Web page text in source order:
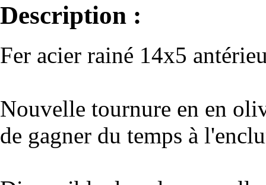
Description :
Fer acier rainé 14x5
Nouvelle tournure en en
de gagner du temps à